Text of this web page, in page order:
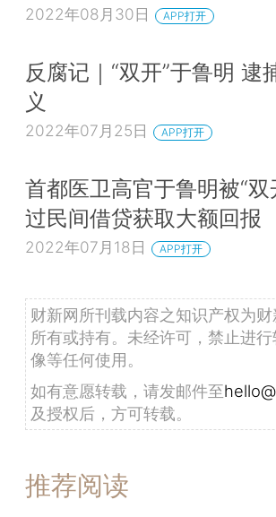
2022年08月30日 APP打开
反腐记｜“双开”于鲁明 逮
义
2022年07月25日 APP打开
首都医卫高官于鲁明被“双
过民间借贷获取大额回报
2022年07月18日 APP打开
财新网所刊载内容之知识产权为
所有或持有。未经许可，禁止进
像等任何使用。
如有意愿转载，请发邮件至
及授权后，方可转载。
推荐阅读